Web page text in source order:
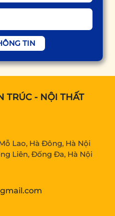
TIN
TRÚC - NỘI THẤT
Lao, Hà Đông, Hà Nội
Liên, Đống Đa, Hà Nội